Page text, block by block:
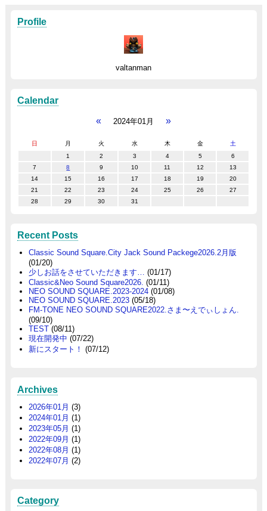
Profile
valtanman
Calendar
«
2024年01月 »
日 月 火 水 木 金
土
1
2 3 4 5
6
7
8 9 10 11 12
13
14
15 16 17 18 19
20
21
22 23 24 25 26
27
28
29 30 31
Recent Posts
Classic Sound Square.City Jack Sound Packege2026.2月版
(01/20)
少しお話をさせていただきます… (01/17)
Classic&Neo Sound Square2026. (01/11)
NEO SOUND SQUARE.2023-2024 (01/08)
NEO SOUND SQUARE.2023 (05/18)
FM-TONE NEO SOUND SQUARE2022.さま〜えでぃしょん.
(09/10)
TEST (08/11)
現在開発中 (07/22)
新にスタート！ (07/12)
Archives
2026年01月 (3)
2024年01月 (1)
2023年05月 (1)
2022年09月 (1)
2022年08月 (1)
2022年07月 (2)
Category